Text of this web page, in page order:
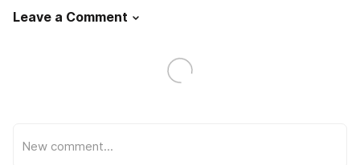
Leave a Comment